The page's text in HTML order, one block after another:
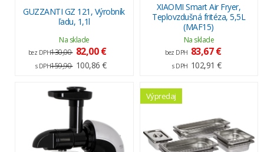
GUZZANTI GZ 121, Výrobník
ľadu, 1,1l
Na sklade
bez DPH130,00 82,00 €
s DPH159,90 100,86 €
XIAOMI Smart Air Fryer,
Teplovzdušná fritéza, 5,5L
(MAF15)
Na sklade
bez DPH 83,67 €
s DPH 102,91 €
Výpredaj